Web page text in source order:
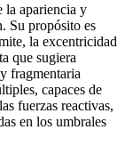
la apariencia y
Su propósito es
la excentricidad
que sugiera
fragmentaria
capaces de
fuerzas reactivas,
en los umbrales